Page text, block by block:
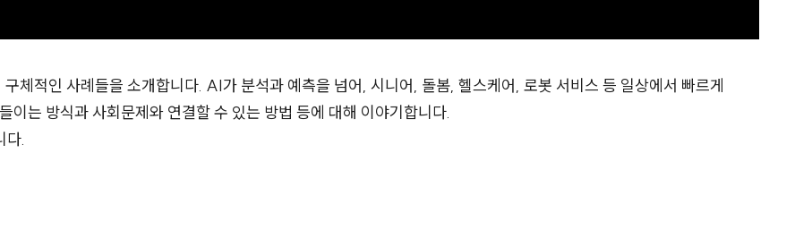
체적인 사례들을 소개합니다. AI가 분석과 예측을 넘어, 시니어, 돌봄, 헬스케어, 로봇 서비스 등 일상에서 빠르게
는 방식과 사회문제와 연결할 수 있는 방법 등에 대해 이야기합니다.
.